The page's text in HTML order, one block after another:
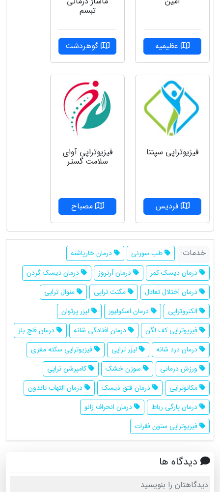
عظیمیه
تبسم
گوهردشت
فیزیوتراپی سپنتا
فردیس
فیزیوتراپی آوای
سلامت گستر
مصباح
خدمات: طب سوزنی
درمان خارپاشنه
درمان دیسک کمر
درمان آرتروز
درمان دیسک گردن
درمان اختلال تعادل
مگنت تراپی
منوال تراپی
الکتروتراپی
درمان اسکولیوز
لیزر پرتوان
فیزیوتراپی کف لگن
درمان افتادگی شانه
درمان فلج بلز
درمان درد شانه
لیزر تراپی
فیزیوتراپی سکته مغزی
ورزش درمانی
سوزن خشک
کامپرشن تراپی
مکانوتراپی
درمان فتق دیسک
درمان التهاب تاندون
درمان پارگی رباط
درمان انحراف زانو
فیزیوتراپی ستون فقرات
دیدگاه ها
دیدگاهتان را بنویسید